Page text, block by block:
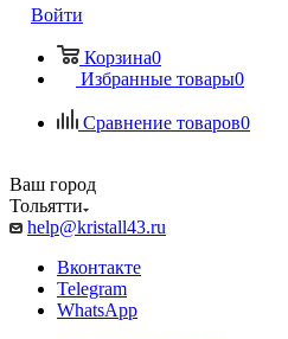
Войти
Корзина0
Избранные товары0
Сравнение товаров0
Ваш город
Тольятти
help@kristall43.ru
Вконтакте
Telegram
WhatsApp